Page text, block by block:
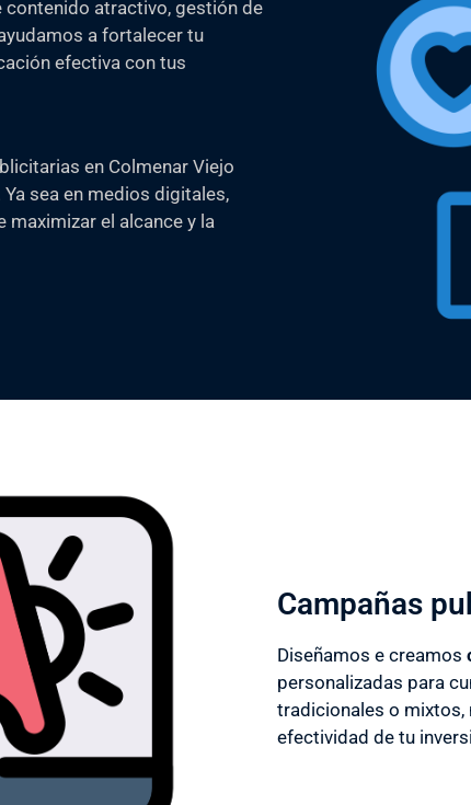
contenido atractivo, gestión de
a fortalecer tu
efectiva con tus
en Colmenar Viejo
sea en medios digitales,
el alcance y la
Campañas
Diseñamos e creamos
personalizadas para
tradicionales o mixtos,
efectividad de tu